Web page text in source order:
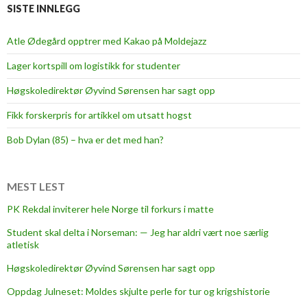
u
r
e
k
a
n
r
e
l
l
e
s
SISTE INNLEGG
Atle Ødegård opptrer med Kakao på Moldejazz
Lager kortspill om logistikk for studenter
Høgskoledirektør Øyvind Sørensen har sagt opp
Fikk forskerpris for artikkel om utsatt hogst
Bob Dylan (85) – hva er det med han?
MEST LEST
PK Rekdal inviterer hele Norge til forkurs i matte
Student skal delta i Norseman: — Jeg har aldri vært noe særlig
atletisk
Høgskoledirektør Øyvind Sørensen har sagt opp
Oppdag Julneset: Moldes skjulte perle for tur og krigshistorie